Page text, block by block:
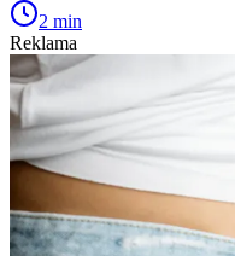
2 min
Reklama